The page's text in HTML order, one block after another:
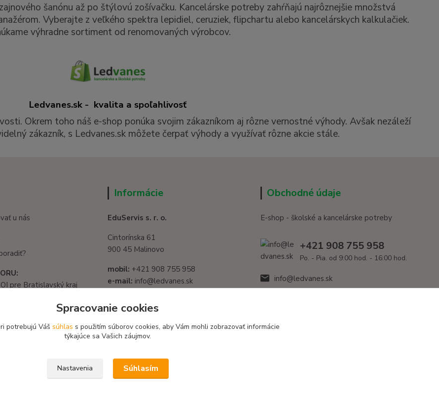
šanónu až po štýlovú zošívačku. Kancelárske potreby zahŕňajú najrôznejšie množstvá
Vyberajte z veľkého spektra lepidiel, ceruziek, flipchartu alebo kancelárskych kalkulačiek.
výhradne sortiment od renomovaných výrobcov.
Ledvanes.sk - kvalita a spoľahlivosť
Okrem toho náš e-shop ponúka svojim zákazníkom aj rôzne vernostné výhody. Avšak nezáleží
zákazník, s Ledvanes.sk môžete čerpať výhody a využívať rôzne akcie stále.
u nás
pre Bratislavský kraj
Informácie
EduServis s. r. o.
Cintorínska 61
900 45 Malinovo
mobil: +421 908 755 958
e-mail: info@ledvanes.sk
DIČ:2122156135
Obchodné údaje
E-shop - školské a kancelárske potreby
+421 908 755 958
Po. - Pia. od 9:00 hod. - 16:00 hod.
info@ledvanes.sk
Spracovanie cookies
potrebujú Váš súhlas s použitím súborov cookies, aby Vám mohli zobrazovať informácie
týkajúce sa Vašich záujmov.
Nastavenia Súhlasím